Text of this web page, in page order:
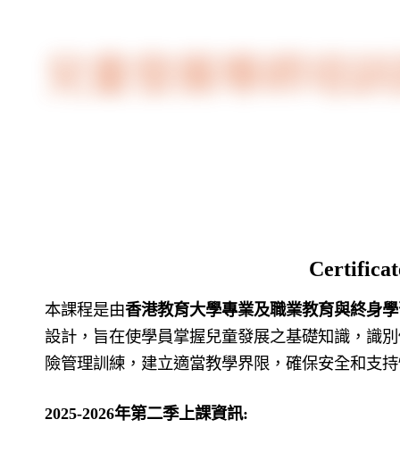
兒童發展導師培
本課程是由香港教育大學專業及職業教育與終身
設計，旨在使學員掌握兒童發展之基礎知識，識
險管理訓練，建立適當教學界限，確保安全和支
2025-2026年第二季上課資訊: